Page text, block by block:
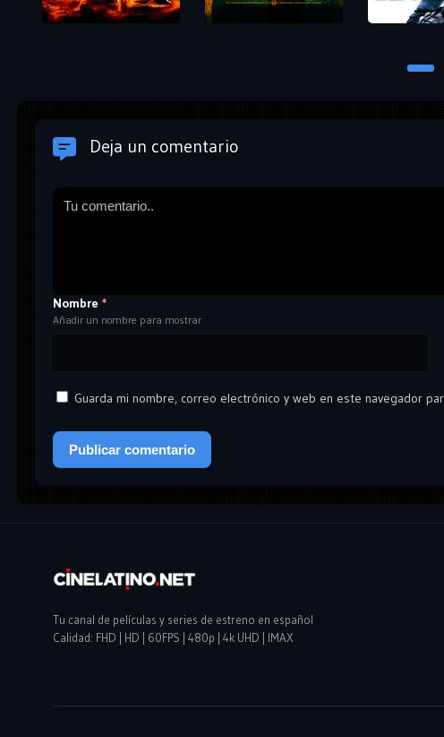
Deja un comentario
Nombre *
Añadir un nombre para mostrar
Guarda mi nombre, correo electrónico y web en este navegador
Tu canal de películas y series de estreno en español
Calidad: FHD | HD | 60FPS | 480p | 4k UHD | IMAX